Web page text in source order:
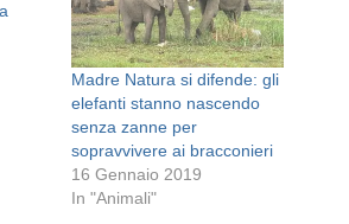
Madre Natura si difende: gli
elefanti stanno nascendo
senza zanne per
sopravvivere ai bracconieri
16 Gennaio 2019
In "Animali"